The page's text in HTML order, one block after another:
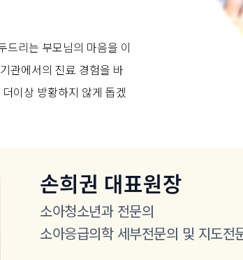
드리는 부모님의 마음을 이
관에서의 진료 경험을 바
이상 방황하지 않게 돕겠
손희권 대표원장
소아청소년과 전문의
소아응급의학 세부전문의 및 지도전